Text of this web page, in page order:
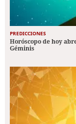
PREDICCIONES
Horóscopo de hoy
Géminis